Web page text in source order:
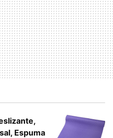
Espuma